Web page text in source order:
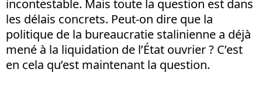
incontestable. Mais toute la question est dans
les délais concrets. Peut-on dire que la
politique de la bureaucratie stalinienne a déjà
mené à la liquidation de l’État ouvrier ? C’est
en cela qu’est maintenant la question.